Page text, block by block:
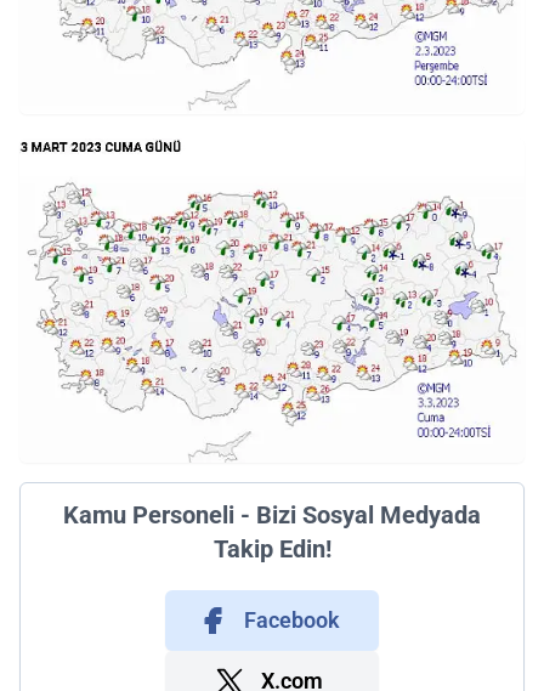
Kamu Personeli - Bizi Sosyal Medyada
Takip Edin!
Facebook
X.com